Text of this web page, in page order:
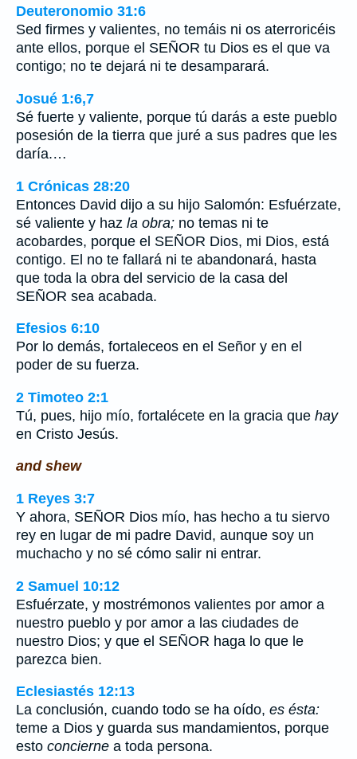
Deuteronomio 31:6
Sed firmes y valientes, no temáis ni os aterroricéis
ante ellos, porque el SEÑOR tu Dios es el que va
contigo; no te dejará ni te desamparará.
Josué 1:6,7
Sé fuerte y valiente, porque tú darás a este pueblo
posesión de la tierra que juré a sus padres que les
daría.…
1 Crónicas 28:20
Entonces David dijo a su hijo Salomón: Esfuérzate,
sé valiente y haz la obra; no temas ni te
acobardes, porque el SEÑOR Dios, mi Dios, está
contigo. El no te fallará ni te abandonará, hasta
que toda la obra del servicio de la casa del
SEÑOR sea acabada.
Efesios 6:10
Por lo demás, fortaleceos en el Señor y en el
poder de su fuerza.
2 Timoteo 2:1
Tú, pues, hijo mío, fortalécete en la gracia que hay
en Cristo Jesús.
and shew
1 Reyes 3:7
Y ahora, SEÑOR Dios mío, has hecho a tu siervo
rey en lugar de mi padre David, aunque soy un
muchacho y no sé cómo salir ni entrar.
2 Samuel 10:12
Esfuérzate, y mostrémonos valientes por amor a
nuestro pueblo y por amor a las ciudades de
nuestro Dios; y que el SEÑOR haga lo que le
parezca bien.
Eclesiastés 12:13
La conclusión, cuando todo se ha oído, es ésta:
teme a Dios y guarda sus mandamientos, porque
esto concierne a toda persona.